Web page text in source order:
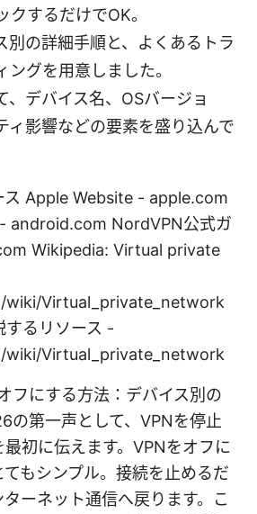
クするだけでOK。
別の詳細手順と、よくあるトラ
ングを用意しました。
、デバイス名、OSバージョ
ィ影響などの要素を盛り込んで
ス Apple Website - apple.com
android.com NordVPN公式ガ
Wikipedia: Virtual private
wiki/Virtual_private_network
するリソース -
wiki/Virtual_private_network
フにする方法：デバイス別の
の第一声として、VPNを停止
初に伝えます。VPNをオフに
もシンプル。接続を止めるだ
ーネット通信へ戻ります。こ